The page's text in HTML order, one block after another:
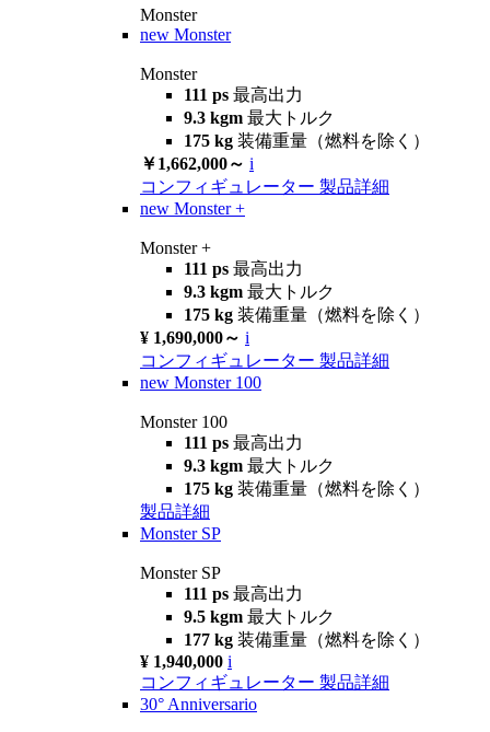
Monster
new Monster
Monster
111 ps 最高出力
9.3 kgm 最大トルク
175 kg 装備重量（燃料を除く）
￥1,662,000～ i
コンフィギュレーター 製品詳細
new Monster +
Monster +
111 ps 最高出力
9.3 kgm 最大トルク
175 kg 装備重量（燃料を除く）
¥ 1,690,000～ i
コンフィギュレーター 製品詳細
new Monster 100
Monster 100
111 ps 最高出力
9.3 kgm 最大トルク
175 kg 装備重量（燃料を除く）
製品詳細
Monster SP
Monster SP
111 ps 最高出力
9.5 kgm 最大トルク
177 kg 装備重量（燃料を除く）
¥ 1,940,000 i
コンフィギュレーター 製品詳細
30° Anniversario